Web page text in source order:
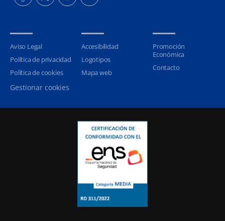
Aviso Legal
Política de privacidad
Política de cookies
Gestionar cookies
Accesibilidad
Logotipos
Mapa web
Promoción
Económica
Contacto